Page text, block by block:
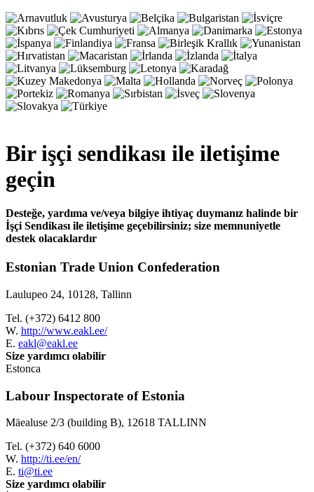
Bir işçi sendikası ile iletişime
geçin
Desteğe, yardıma ve/veya bilgiye ihtiyaç duymanız halinde bir
İşçi Sendikası ile iletişime geçebilirsiniz; size memnuniyetle
destek olacaklardır
Estonian Trade Union Confederation
Laulupeo 24, 10128, Tallinn
Tel. (+372) 6412 800
W. http://www.eakl.ee/
E. eakl@eakl.ee
Size yardımcı olabilir
Estonca
Labour Inspectorate of Estonia
Mäealuse 2/3 (building B), 12618 TALLINN
Tel. (+372) 640 6000
W. http://ti.ee/en/
E. ti@ti.ee
Size yardımcı olabilir